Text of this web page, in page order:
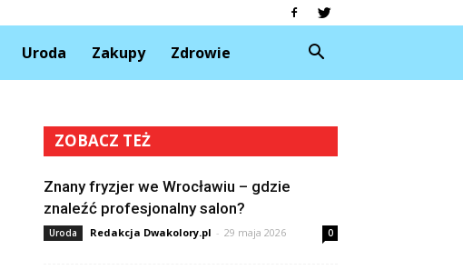
Uroda Zakupy Zdrowie
ZOBACZ TEŻ
Znany fryzjer we Wrocławiu – gdzie
znaleźć profesjonalny salon?
Uroda Redakcja Dwakolory.pl - 29 maja 2026 0